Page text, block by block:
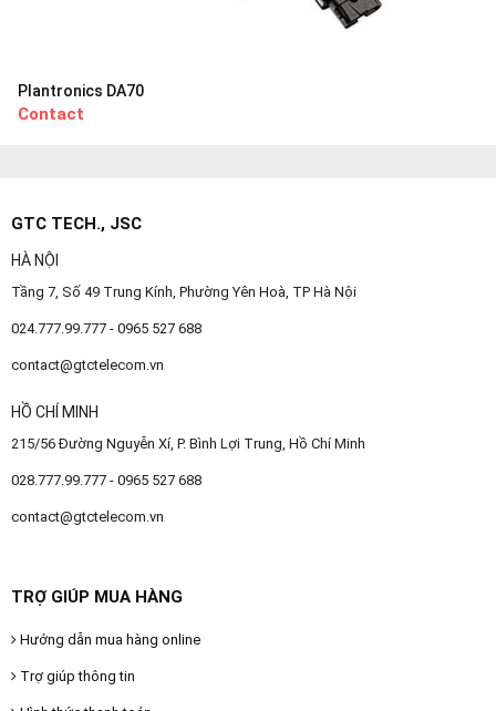
Plantronics DA70
Contact
GTC TECH., JSC
HÀ NỘI
Tầng 7, Số 49 Trung Kính, Phường Yên Hoà, TP Hà Nội
024.777.99.777 - 0965 527 688
contact@gtctelecom.vn
HỒ CHÍ MINH
215/56 Đường Nguyễn Xí, P. Bình Lợi Trung, Hồ Chí Minh
028.777.99.777 - 0965 527 688
contact@gtctelecom.vn
TRỢ GIÚP MUA HÀNG
Hướng dẫn mua hàng online
Trợ giúp thông tin